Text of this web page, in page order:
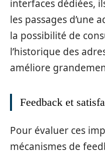
interfaces dédiées,
les passages d’une
la possibilité de
l’historique des
améliore
Feedback et
Pour évaluer ces
mécanismes de